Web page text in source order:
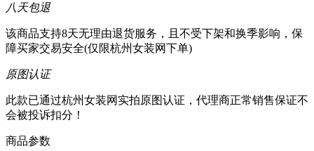
八天包退
该商品支持8天无理由退货服务，且不受下架和换季影响，保
障买家交易安全(仅限杭州女装网下单)
原图认证
此款已通过杭州女装网实拍原图认证，代理商正常销售保证不
会被投诉扣分！
商品参数